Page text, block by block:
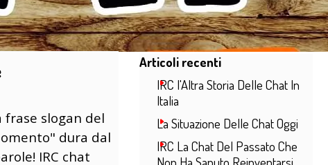
frase slogan del
dura dal
IRC chat
Salta blocco Articoli recenti
Articoli recenti
IRC l'Altra Storia Delle Chat In
Italia
La Situazione Delle Chat Oggi
IRC La Chat Del Passato Che